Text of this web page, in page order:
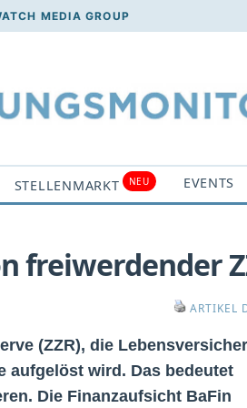
MEDIA GROUP
STELLENMARKT NEU EVENTS
freiwerdender
ARTIKEL
(ZZR), die
aufgelöst wird. Das bedeutet
Die Finanzaufsicht BaFin